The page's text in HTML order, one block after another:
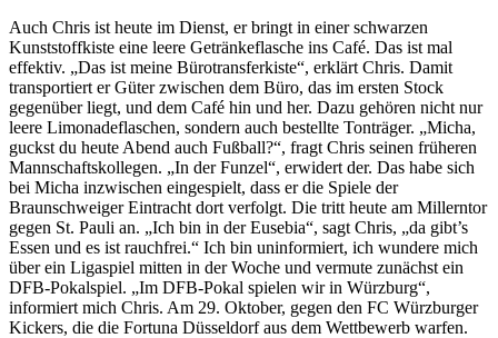
Auch Chris ist heute im Dienst, er bringt in einer schwarzen
Kunststoffkiste eine leere Getränkeflasche ins Café. Das ist mal
effektiv. „Das ist meine Bürotransferkiste“, erklärt Chris. Damit
transportiert er Güter zwischen dem Büro, das im ersten Stock
gegenüber liegt, und dem Café hin und her. Dazu gehören nicht nur
leere Limonadeflaschen, sondern auch bestellte Tonträger. „Micha,
guckst du heute Abend auch Fußball?“, fragt Chris seinen früheren
Mannschaftskollegen. „In der Funzel“, erwidert der. Das habe sich
bei Micha inzwischen eingespielt, dass er die Spiele der
Braunschweiger Eintracht dort verfolgt. Die tritt heute am Millerntor
gegen St. Pauli an. „Ich bin in der Eusebia“, sagt Chris, „da gibt’s
Essen und es ist rauchfrei.“ Ich bin uninformiert, ich wundere mich
über ein Ligaspiel mitten in der Woche und vermute zunächst ein
DFB-Pokalspiel. „Im DFB-Pokal spielen wir in Würzburg“,
informiert mich Chris. Am 29. Oktober, gegen den FC Würzburger
Kickers, die die Fortuna Düsseldorf aus dem Wettbewerb warfen.